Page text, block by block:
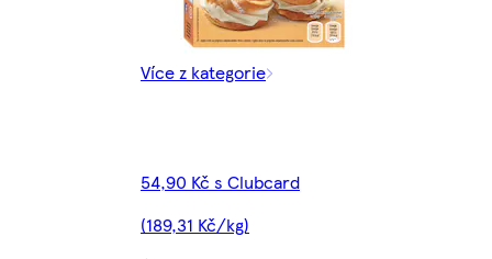
Více z kategorie
54,90 Kč s Clubcard
(189,31 Kč/kg)